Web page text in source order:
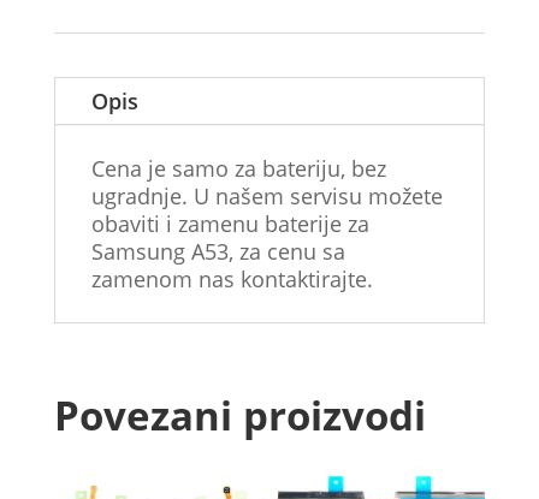
količina
Opis
Cena je samo za bateriju, bez
ugradnje. U našem servisu možete
obaviti i zamenu baterije za
Samsung A53, za cenu sa
zamenom nas kontaktirajte.
Povezani proizvodi